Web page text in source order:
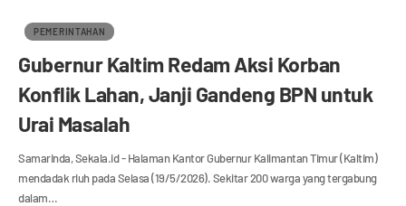
PEMERINTAHAN
Gubernur Kaltim Redam Aksi Korban
Konflik Lahan, Janji Gandeng BPN untuk
Urai Masalah
Samarinda, Sekala.id - Halaman Kantor Gubernur Kalimantan Timur (Kaltim)
mendadak riuh pada Selasa (19/5/2026). Sekitar 200 warga yang tergabung
dalam…